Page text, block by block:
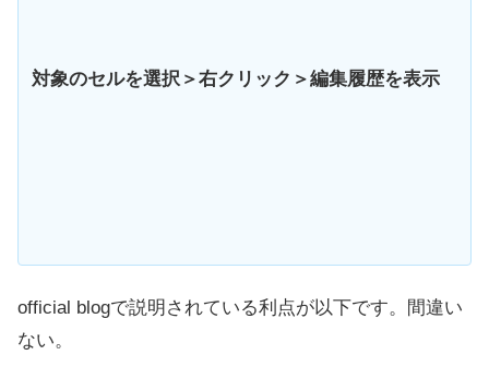
対象のセルを選択＞右クリック＞編集履歴を表示
official blogで説明されている利点が以下です。間違い
ない。